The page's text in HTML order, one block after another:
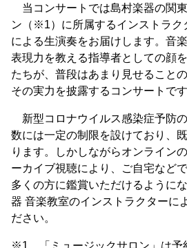
当コンサートでは島村楽器の関
ン（※1）に所属するインストラ
による生演奏をお届けします。音
表現力を教える指導者としての顔
たちが、普段はあまり見せること
その実力を披露するコンサートです
新型コロナウイルス感染症予防
数には一定の制限を設けており、
ります。しかしながらオンライン
ーカイブ視聴により、ご自宅など
多くの方に鑑賞いただけるように
器 音楽教室のインストラクターに
ださい。
※1 「ミュージックサロン」は予